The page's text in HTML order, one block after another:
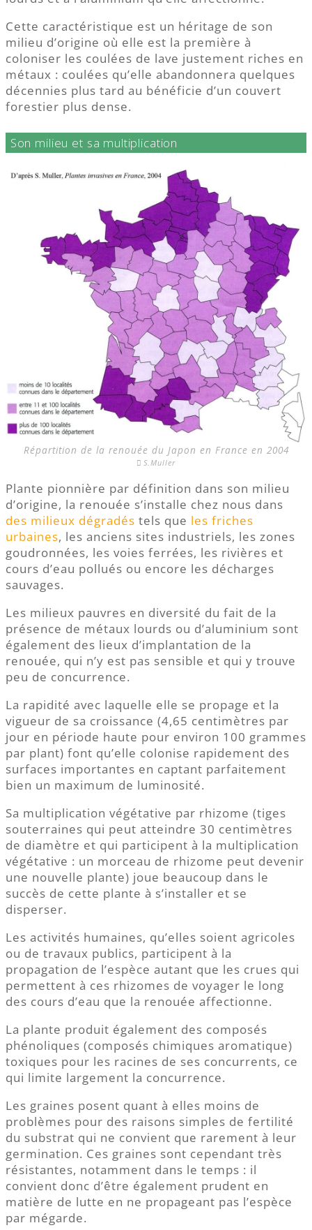
Cette caractéristique est un héritage de son
milieu d’origine où elle est la première à
coloniser les coulées de lave justement riches en
métaux : coulées qu’elle abandonnera quelques
décennies plus tard au bénéficie d’un couvert
forestier plus dense.
Son milieu et sa multiplication
Répartition de la renouée du Japon en France en 2004
S.Muller
Plante pionnière par définition dans son milieu
d’origine, la renouée s’installe chez nous dans
des milieux dégradés tels que les friches
urbaines, les anciens sites industriels, les zones
goudronnées, les voies ferrées, les rivières et
cours d’eau pollués ou encore les décharges
sauvages.
Les milieux pauvres en diversité du fait de la
présence de métaux lourds ou d’aluminium sont
également des lieux d’implantation de la
renouée, qui n’y est pas sensible et qui y trouve
peu de concurrence.
La rapidité avec laquelle elle se propage et la
vigueur de sa croissance (4,65 centimètres par
jour en période haute pour environ 100 grammes
par plant) font qu’elle colonise rapidement des
surfaces importantes en captant parfaitement
bien un maximum de luminosité.
Sa multiplication végétative par rhizome (tiges
souterraines qui peut atteindre 30 centimètres
de diamètre et qui participent à la multiplication
végétative : un morceau de rhizome peut devenir
une nouvelle plante) joue beaucoup dans le
succès de cette plante à s’installer et se
disperser.
Les activités humaines, qu’elles soient agricoles
ou de travaux publics, participent à la
propagation de l’espèce autant que les crues qui
permettent à ces rhizomes de voyager le long
des cours d’eau que la renouée affectionne.
La plante produit également des composés
phénoliques (composés chimiques aromatique)
toxiques pour les racines de ses concurrents, ce
qui limite largement la concurrence.
Les graines posent quant à elles moins de
problèmes pour des raisons simples de fertilité
du substrat qui ne convient que rarement à leur
germination. Ces graines sont cependant très
résistantes, notamment dans le temps : il
convient donc d’être également prudent en
matière de lutte en ne propageant pas l’espèce
par mégarde.